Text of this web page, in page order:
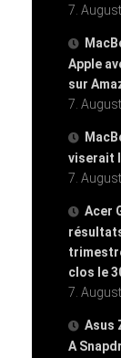
7.
Apple
sur
7.
viserait
7.
Acer
clos le
7.
Asus
A